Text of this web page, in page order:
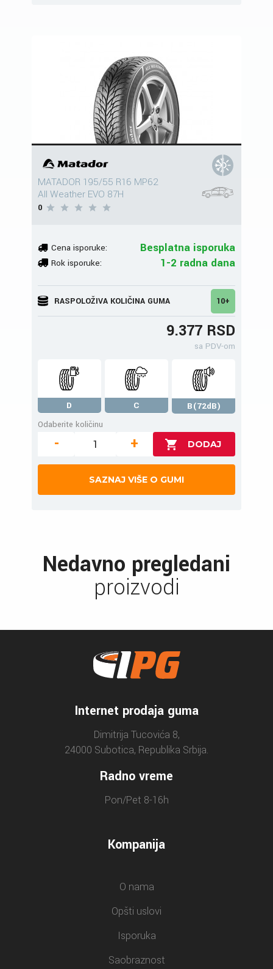
MATADOR 195/55 R16 MP62
All Weather EVO 87H
0
Cena isporuke: Besplatna isporuka
Rok isporuke: 1-2 radna dana
RASPOLOŽIVA KOLIČINA GUMA 10+
9.377 RSD
sa PDV-om
D C
B(72dB)
Odaberite količinu
- +
SAZNAJ VIŠE O GUMI
Nedavno pregledani
proizvodi
Internet prodaja guma
Dimitrija Tucovića 8,
24000 Subotica, Republika Srbija.
Radno vreme
Pon/Pet 8-16h
Kompanija
O nama
Opšti uslovi
Isporuka
Saobraznost